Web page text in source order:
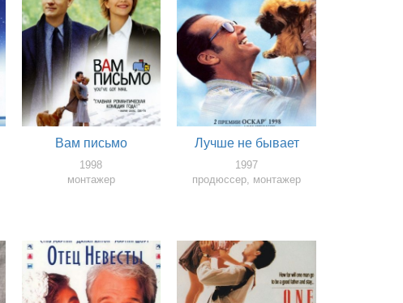
Вам письмо
1998
монтажер
Лучше не бывает
1997
продюссер, монтажер